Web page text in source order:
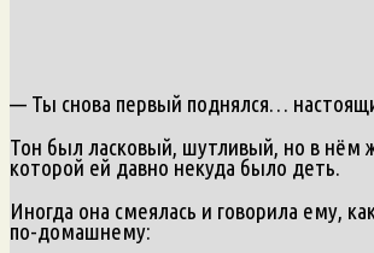
— Ты снова первый поднялся…
Тон был ласковый, шутливый, но в нём
которой ей давно некуда было деть.
Иногда она смеялась и говорила ему,
по-домашнему: